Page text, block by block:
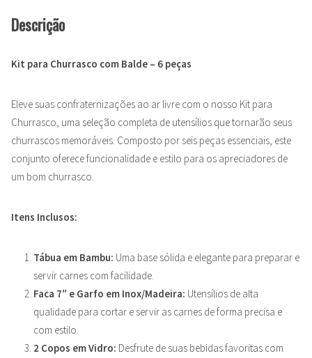
Descrição
Kit para Churrasco com Balde – 6 peças
Eleve suas confraternizações ao ar livre com o nosso Kit para
Churrasco, uma seleção completa de utensílios que tornarão seus
churrascos memoráveis. Composto por seis peças essenciais, este
conjunto oferece funcionalidade e estilo para os apreciadores de
um bom churrasco.
Itens Inclusos:
Tábua em Bambu: Uma base sólida e elegante para preparar e
servir carnes com facilidade.
Faca 7″ e Garfo em Inox/Madeira: Utensílios de alta
qualidade para cortar e servir as carnes de forma precisa e
com estilo.
2 Copos em Vidro: Desfrute de suas bebidas favoritas com